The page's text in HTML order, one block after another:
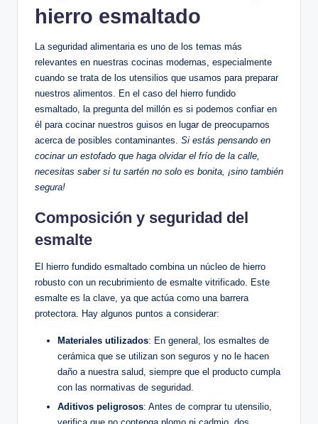
hierro esmaltado
La ⁣seguridad ‍alimentaria es‍ uno de los temas más
relevantes en nuestras cocinas​ modernas, especialmente
cuando se trata de los utensilios que usamos para preparar
nuestros ⁤alimentos. En el caso del hierro fundido
esmaltado, la pregunta del ‍millón ​es si podemos confiar en
él para cocinar nuestros guisos en lugar de‍ preocuparnos
acerca de posibles contaminantes. Si estás pensando en
cocinar un estofado⁢ que haga​ olvidar el frío de la calle,
necesitas saber ⁢si tu sartén no solo es bonita, ⁢¡sino también
segura!
Composición ⁢y seguridad del
‌esmalte
El hierro⁤ fundido esmaltado ⁤combina un núcleo ‍de hierro
robusto con un ⁢recubrimiento de esmalte vitrificado.⁢ Este ​
esmalte es la clave, ya que actúa como una barrera
protectora. Hay ‌algunos puntos a⁣ considerar:
Materiales ‌utilizados: En general, los ‌esmaltes de
⁢cerámica que se‌ utilizan son seguros y no le hacen
daño a⁢ nuestra salud,⁢ siempre que el ⁢producto cumpla
con las​ normativas de⁣ seguridad.
Aditivos peligrosos: Antes de comprar tu utensilio,